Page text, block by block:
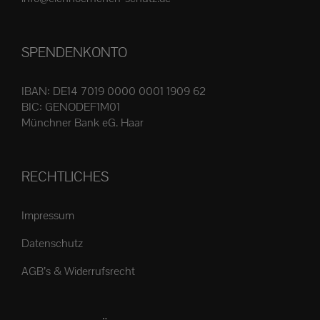
werden
SPENDENKONTO
IBAN: DE14 7019 0000 0001 1909 62
BIC: GENODEF1M01
Münchner Bank eG. Haar
RECHTLICHES
Impressum
Datenschutz
AGB’s & Widerrufsrecht